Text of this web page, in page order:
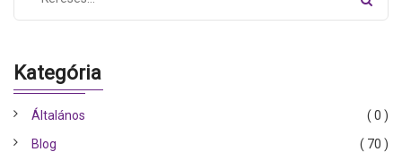
Kategória
Általános
( 0 )
Blog
( 70 )